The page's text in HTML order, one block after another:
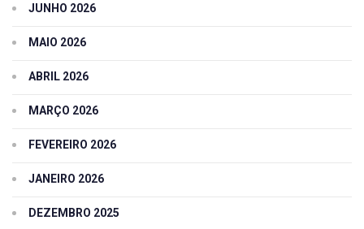
JUNHO 2026
MAIO 2026
ABRIL 2026
MARÇO 2026
FEVEREIRO 2026
JANEIRO 2026
DEZEMBRO 2025